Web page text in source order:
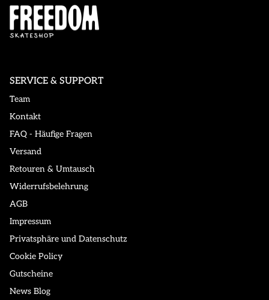
SERVICE & SUPPORT
Team
Kontakt
FAQ - Häufige Fragen
Versand
Retouren & Umtausch
Widerrufsbelehrung
AGB
Impressum
Privatsphäre und Datenschutz
Cookie Policy
Gutscheine
News Blog